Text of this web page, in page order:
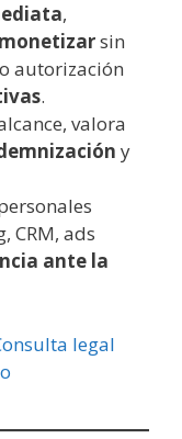
,
sin
autorización
.
valora
y
CRM, ads
ante la
legal